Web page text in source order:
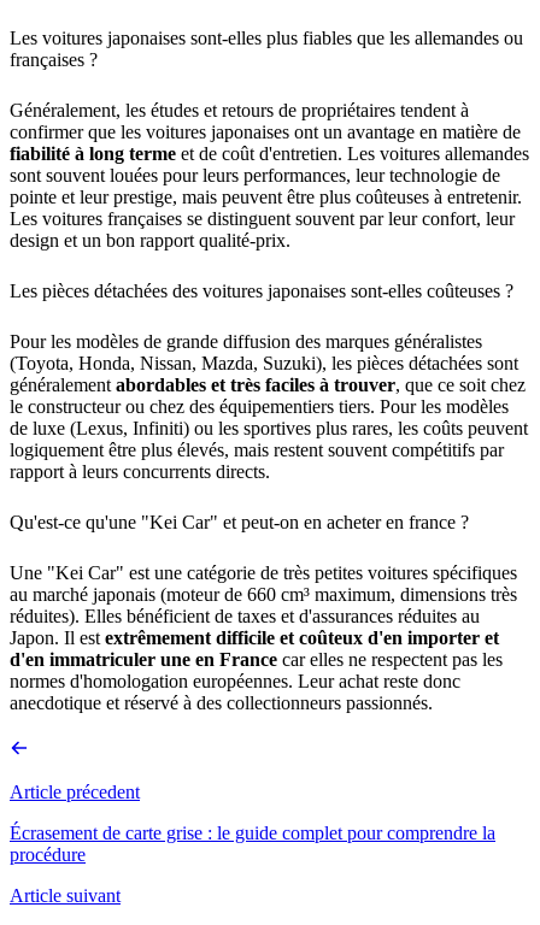
Les voitures japonaises sont-elles plus fiables que les allemandes ou
françaises ?
Généralement, les études et retours de propriétaires tendent à
confirmer que les voitures japonaises ont un avantage en matière de
fiabilité à long terme et de coût d'entretien. Les voitures allemandes
sont souvent louées pour leurs performances, leur technologie de
pointe et leur prestige, mais peuvent être plus coûteuses à entretenir.
Les voitures françaises se distinguent souvent par leur confort, leur
design et un bon rapport qualité-prix.
Les pièces détachées des voitures japonaises sont-elles coûteuses ?
Pour les modèles de grande diffusion des marques généralistes
(Toyota, Honda, Nissan, Mazda, Suzuki), les pièces détachées sont
généralement abordables et très faciles à trouver, que ce soit chez
le constructeur ou chez des équipementiers tiers. Pour les modèles
de luxe (Lexus, Infiniti) ou les sportives plus rares, les coûts peuvent
logiquement être plus élevés, mais restent souvent compétitifs par
rapport à leurs concurrents directs.
Qu'est-ce qu'une "Kei Car" et peut-on en acheter en france ?
Une "Kei Car" est une catégorie de très petites voitures spécifiques
au marché japonais (moteur de 660 cm³ maximum, dimensions très
réduites). Elles bénéficient de taxes et d'assurances réduites au
Japon. Il est extrêmement difficile et coûteux d'en importer et
d'en immatriculer une en France car elles ne respectent pas les
normes d'homologation européennes. Leur achat reste donc
anecdotique et réservé à des collectionneurs passionnés.
Article précedent
Écrasement de carte grise : le guide complet pour comprendre la
procédure
Article suivant